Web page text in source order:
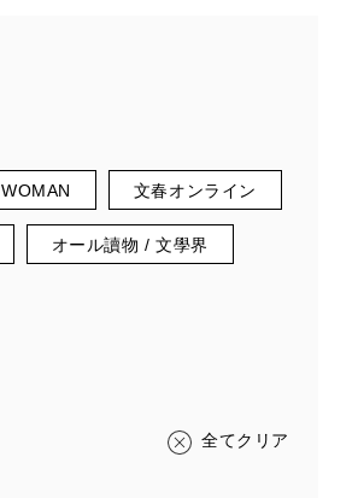
文春オンライン
オール讀物 / 文學界
全てクリア